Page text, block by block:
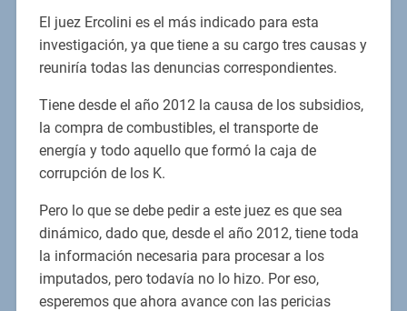
El juez Ercolini es el más indicado para esta
investigación, ya que tiene a su cargo tres causas y
reuniría todas las denuncias correspondientes.
Tiene desde el año 2012 la causa de los subsidios,
la compra de combustibles, el transporte de
energía y todo aquello que formó la caja de
corrupción de los K.
Pero lo que se debe pedir a este juez es que sea
dinámico, dado que, desde el año 2012, tiene toda
la información necesaria para procesar a los
imputados, pero todavía no lo hizo. Por eso,
esperemos que ahora avance con las pericias